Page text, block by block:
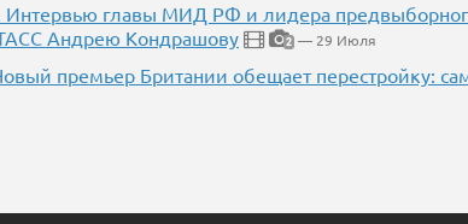
главы МИД РФ и лидера
ТАСС Андрею Кондрашову
2 — 29 Июля
премьер Британии обещает перестройку: